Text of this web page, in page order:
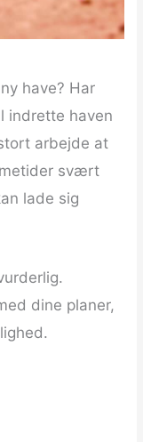
have? Har
indrette haven
arbejde at
svært
lade sig
dine planer,